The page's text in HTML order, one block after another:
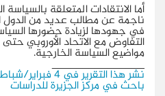
أما الانتقادات المتعلقة
ناجمة عن مطالب عديد من الدول
في جهودها لزيادة حضورها
التفاوض مع الاتحاد الأوروبي
مواضيع السياسة الخارجية.
_______________
نشر هذا التقرير في 4 فبراير/شباط 2008
باحث في مركز الجزيرة للدراسات